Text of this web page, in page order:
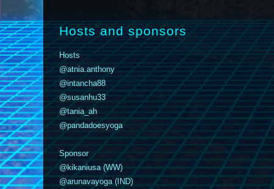
Hosts and sponsors
Hosts
@atnia.anthony
@intancha88
@susanhu33
@tania_ah
@pandadoesyoga
Sponsor
@kikaniusa (WW)
@arunavayoga (IND)
YouTubeVimeo X Picfair Github Vero Bluesky